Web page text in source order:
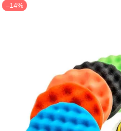
–14%